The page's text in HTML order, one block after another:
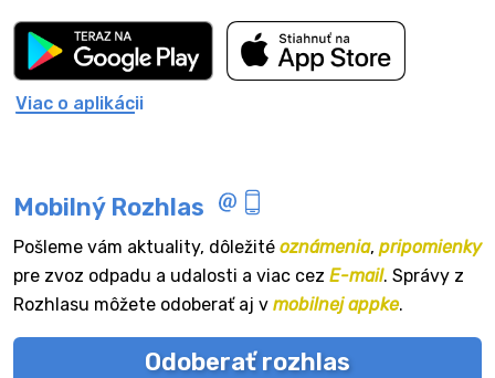
Viac o aplikácii
Mobilný Rozhlas
Pošleme vám aktuality, dôležité oznámenia, pripomienky
pre zvoz odpadu a udalosti a viac cez E-mail. Správy z
Rozhlasu môžete odoberať aj v mobilnej appke.
Odoberať rozhlas